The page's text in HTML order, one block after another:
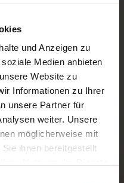
und Anzeigen zu
Medien anbieten
Website zu
Informationen zu Ihrer
unsere Partner für
weiter. Unsere
möglicherweise mit
ihnen bereitgestellt
können wir Ihnen gerne
Sie sind in der Wahl des
sind 1,5 Stunden
des Schiffes frei.